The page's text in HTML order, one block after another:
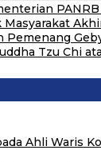
Tzu Chi
Ahli Waris